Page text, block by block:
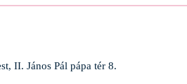
II. János Pál pápa tér 8.